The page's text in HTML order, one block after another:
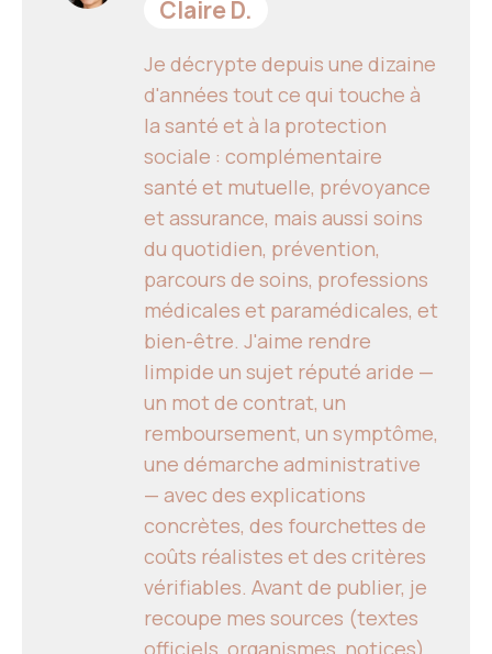
Claire D.
Je décrypte depuis une dizaine
d'années tout ce qui touche à
la santé et à la protection
sociale : complémentaire
santé et mutuelle, prévoyance
et assurance, mais aussi soins
du quotidien, prévention,
parcours de soins, professions
médicales et paramédicales, et
bien-être. J'aime rendre
limpide un sujet réputé aride —
un mot de contrat, un
remboursement, un symptôme,
une démarche administrative
— avec des explications
concrètes, des fourchettes de
coûts réalistes et des critères
vérifiables. Avant de publier, je
recoupe mes sources (textes
officiels, organismes, notices),